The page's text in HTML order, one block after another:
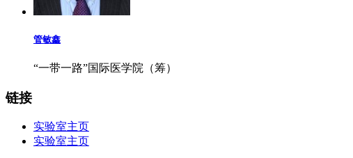
管敏鑫
“一带一路”国际医学院（筹）
链接
实验室主页
实验室主页